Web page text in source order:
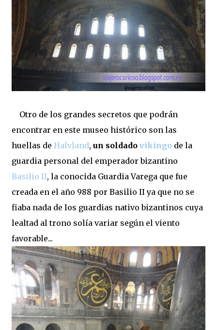
Otro de los grandes secretos que podrán
encontrar en este museo histórico son las
huellas de Halvland, un soldado vikingo de la
guardia personal del emperador bizantino
Basilio II, la conocida Guardia Varega que fue
creada en el año 988 por Basilio II ya que no se
fiaba nada de los guardias nativo bizantinos cuya
lealtad al trono solía variar según el viento
favorable...